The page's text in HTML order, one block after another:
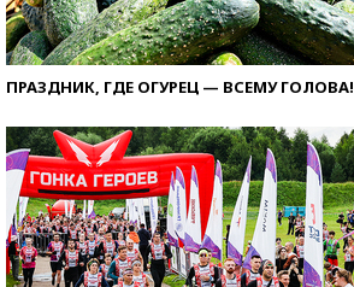
ПРАЗДНИК, ГДЕ ОГУРЕЦ — ВСЕМУ ГОЛОВА!